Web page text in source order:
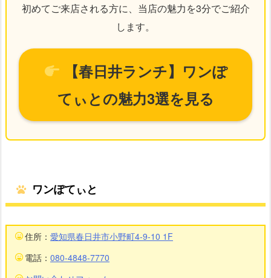
初めてご来店される方に、当店の魅力を3分でご紹介
します。
【春日井ランチ】ワンぽ
てぃとの魅力3選を見る
ワンぽてぃと
住所： 愛知県春日井市小野町4-9-10 1F
電話： 080-4848-7770